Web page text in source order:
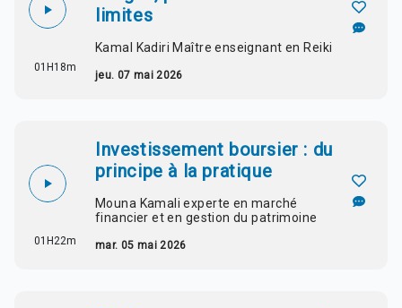
01H18m
limites
Kamal Kadiri Maître enseignant en Reiki
jeu. 07 mai 2026
01H22m
Investissement boursier : du
principe à la pratique
Mouna Kamali experte en marché
financier et en gestion du patrimoine
mar. 05 mai 2026